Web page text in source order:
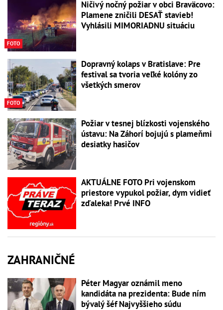
FOTO
Ničivý nočný požiar v obci Braväcovo:
Plamene zničili DESAŤ stavieb!
Vyhlásili MIMORIADNU situáciu
FOTO
Dopravný kolaps v Bratislave: Pre
festival sa tvoria veľké kolóny zo
všetkých smerov
Požiar v tesnej blízkosti vojenského
ústavu: Na Záhorí bojujú s plameňmi
desiatky hasičov
AKTUÁLNE FOTO Pri vojenskom
priestore vypukol požiar, dym vidieť
zďaleka! Prvé INFO
ZAHRANIČNÉ
Péter Magyar oznámil meno
kandidáta na prezidenta: Bude ním
bývalý šéf Najvyššieho súdu